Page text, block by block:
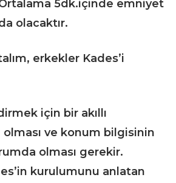
5dk.içinde emniyet
olacaktır.
erkekler Kades’i
için bir akıllı
ve konum bilgisinin
olması gerekir.
kurulumunu anlatan